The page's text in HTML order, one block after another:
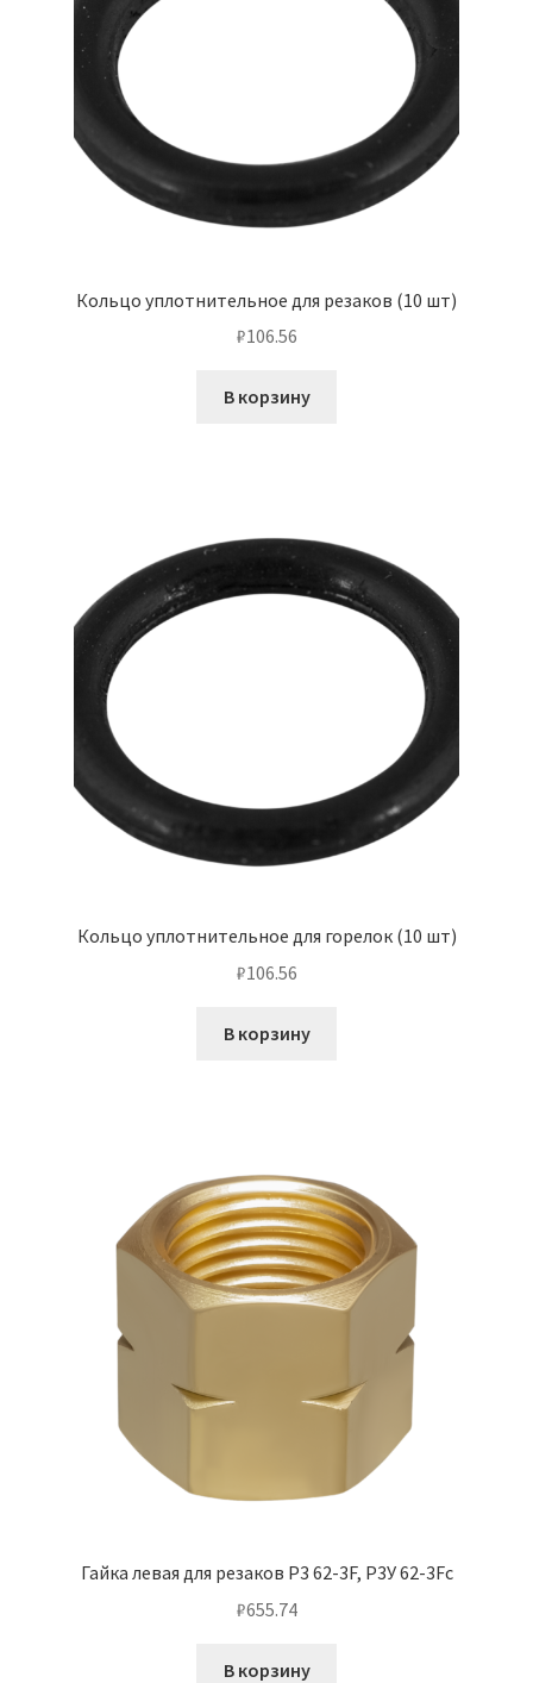
Кольцо уплотнительное для резаков (10 шт)
₽106.56
В корзину
Кольцо уплотнительное для горелок (10 шт)
₽106.56
В корзину
Гайка левая для резаков Р3 62-3F, Р3У 62-3Fс
₽655.74
В корзину